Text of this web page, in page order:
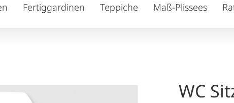
Fertiggardinen Teppiche Maß-Plissees
WC